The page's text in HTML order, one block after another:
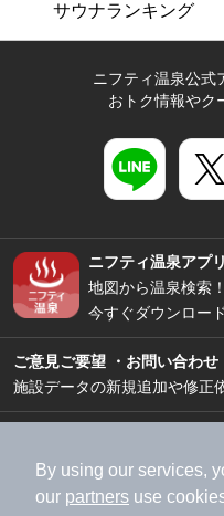
By using our services,
our partners use
サウナランキング
ニフティ温泉公式
おトク情報やク
ニフティ温泉アプリ
地図から温泉検索
今すぐダウンロー
ご意見ご要望 ・お問い合わせ
施設データの新規追加や修正
加盟店募集（資料
利用規約
ライフ